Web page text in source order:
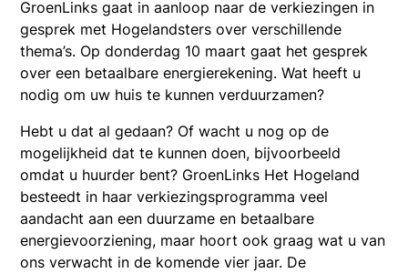
GroenLinks gaat in aanloop naar de verkiezingen in
gesprek met Hogelandsters over verschillende
thema’s. Op donderdag 10 maart gaat het gesprek
over een betaalbare energierekening. Wat heeft u
nodig om uw huis te kunnen verduurzamen?
Hebt u dat al gedaan? Of wacht u nog op de
mogelijkheid dat te kunnen doen, bijvoorbeeld
omdat u huurder bent? GroenLinks Het Hogeland
besteedt in haar verkiezingsprogramma veel
aandacht aan een duurzame en betaalbare
energievoorziening, maar hoort ook graag wat u van
ons verwacht in de komende vier jaar. De